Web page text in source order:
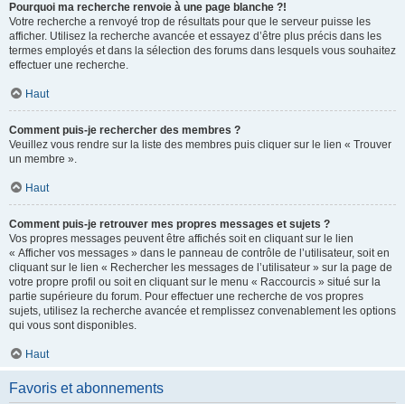
Pourquoi ma recherche renvoie à une page blanche ?!
Votre recherche a renvoyé trop de résultats pour que le serveur puisse les
afficher. Utilisez la recherche avancée et essayez d’être plus précis dans les
termes employés et dans la sélection des forums dans lesquels vous souhaitez
effectuer une recherche.
Haut
Comment puis-je rechercher des membres ?
Veuillez vous rendre sur la liste des membres puis cliquer sur le lien « Trouver
un membre ».
Haut
Comment puis-je retrouver mes propres messages et sujets ?
Vos propres messages peuvent être affichés soit en cliquant sur le lien
« Afficher vos messages » dans le panneau de contrôle de l’utilisateur, soit en
cliquant sur le lien « Rechercher les messages de l’utilisateur » sur la page de
votre propre profil ou soit en cliquant sur le menu « Raccourcis » situé sur la
partie supérieure du forum. Pour effectuer une recherche de vos propres
sujets, utilisez la recherche avancée et remplissez convenablement les options
qui vous sont disponibles.
Haut
Favoris et abonnements